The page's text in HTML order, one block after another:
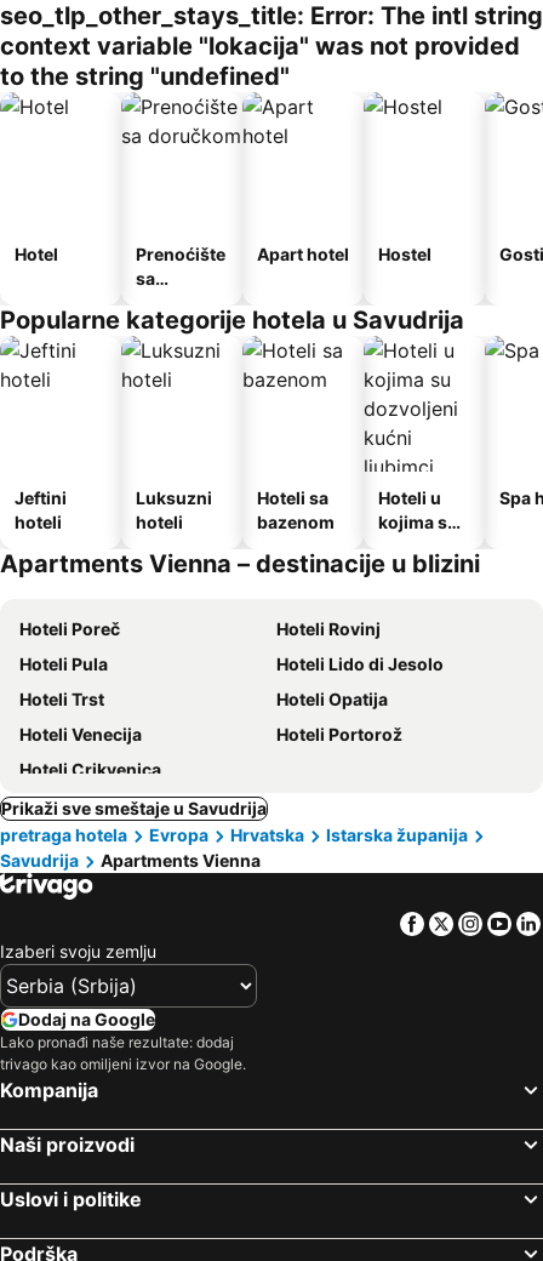
seo_tlp_other_stays_title: Error: The intl string
context variable "lokacija" was not provided
to the string "undefined"
Hotel
Prenoćište
sa
Apart hotel Hostel
Popularne kategorije hotela u Savudrija
Jeftini
hoteli
Luksuzni
hoteli
Hoteli sa
bazenom
Hoteli u
kojima su
kućni
Spa
Apartments Vienna – destinacije u blizini
Hoteli Poreč
Hoteli Rovinj
Hoteli Pula
Hoteli Lido di Jesolo
Hoteli Trst
Hoteli Opatija
Hoteli Venecija
Hoteli Portorož
Hoteli Crikvenica
Prikaži sve smeštaje u Savudrija
pretraga hotela
Evropa Hrvatska
Istarska županija
Savudrija
Apartments Vienna
Facebook
Twitter
Izaberi svoju zemlju
Dodaj na Google
Lako pronađi naše rezultate: dodaj
trivago kao omiljeni izvor na Google.
Kompanija
Naši proizvodi
Uslovi i politike
Podrška